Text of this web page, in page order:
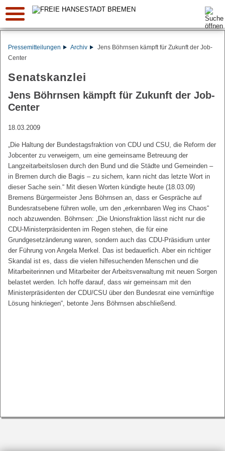
Suche:
Pressemitteilungen Archiv
Jens Böhrnsen kämpft für Zukunft der Job-
Center
Senatskanzlei
Jens Böhrnsen kämpft für Zukunft der Job-
Center
18.03.2009
„Die Haltung der Bundestagsfraktion von CDU und CSU, die Reform der
Jobcenter zu verweigern, um eine gemeinsame Betreuung der
Langzeitarbeitslosen durch den Bund und die Städte und Gemeinden –
in Bremen durch die Bagis – zu sichern, kann nicht das letzte Wort in
dieser Sache sein.“ Mit diesen Worten kündigte heute (18.03.09)
Bremens Bürgermeister Jens Böhrnsen an, dass er Gespräche auf
Bundesratsebene führen wolle, um den „erkennbaren Weg ins Chaos“
noch abzuwenden. Böhrnsen: „Die Unionsfraktion lässt nicht nur die
CDU-Ministerpräsidenten im Regen stehen, die für eine
Grundgesetzänderung waren, sondern auch das CDU-Präsidium unter
der Führung von Angela Merkel. Das ist bedauerlich. Aber ein richtiger
Skandal ist es, dass die vielen hilfesuchenden Menschen und die
Mitarbeiterinnen und Mitarbeiter der Arbeitsverwaltung mit neuen Sorgen
belastet werden. Ich hoffe darauf, dass wir gemeinsam mit den
Ministerpräsidenten der CDU/CSU über den Bundesrat eine vernünftige
Lösung hinkriegen“, betonte Jens Böhrnsen abschließend.